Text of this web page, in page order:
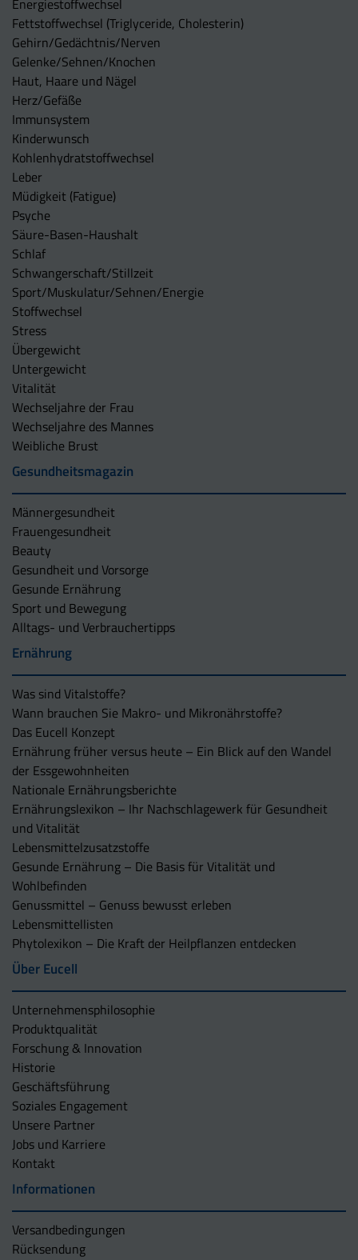
Fettstoffwechsel (Triglyceride, Cholesterin)
Gehirn/Gedächtnis/Nerven
Gelenke/Sehnen/Knochen
Haut, Haare und Nägel
Herz/Gefäße
Immunsystem
Kinderwunsch
Kohlenhydratstoffwechsel
Leber
Müdigkeit (Fatigue)
Psyche
Säure-Basen-Haushalt
Schlaf
Schwangerschaft/Stillzeit
Sport/Muskulatur/Sehnen/Energie
Stoffwechsel
Stress
Übergewicht
Untergewicht
Vitalität
Wechseljahre der Frau
Wechseljahre des Mannes
Weibliche Brust
Gesundheitsmagazin
Männergesundheit
Frauengesundheit
Beauty
Gesundheit und Vorsorge
Gesunde Ernährung
Sport und Bewegung
Alltags- und Verbrauchertipps
Ernährung
Was sind Vitalstoffe?
Wann brauchen Sie Makro- und Mikronährstoffe?
Das Eucell Konzept
Ernährung früher versus heute – Ein Blick auf den Wandel
der Essgewohnheiten
Nationale Ernährungsberichte
Ernährungslexikon – Ihr Nachschlagewerk für Gesundheit
und Vitalität
Lebensmittelzusatzstoffe
Gesunde Ernährung – Die Basis für Vitalität und
Wohlbefinden
Genussmittel – Genuss bewusst erleben
Lebensmittellisten
Phytolexikon – Die Kraft der Heilpflanzen entdecken
Über Eucell
Unternehmens­philosophie
Produktqualität
Forschung & Innovation
Historie
Geschäftsführung
Soziales Engagement
Unsere Partner
Jobs und Karriere
Kontakt
Informationen
Versandbedingungen
Rücksendung